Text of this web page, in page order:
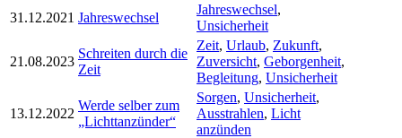
31.12.2021 Jahreswechsel
Jahreswechsel,
Unsicherheit
21.08.2023
Schreiten durch die
Zeit
Zeit, Urlaub, Zukunft,
Zuversicht, Geborgenheit,
Begleitung, Unsicherheit
13.12.2022
Werde selber zum
„Lichttanzünder“
Sorgen, Unsicherheit,
Ausstrahlen, Licht
anzünden